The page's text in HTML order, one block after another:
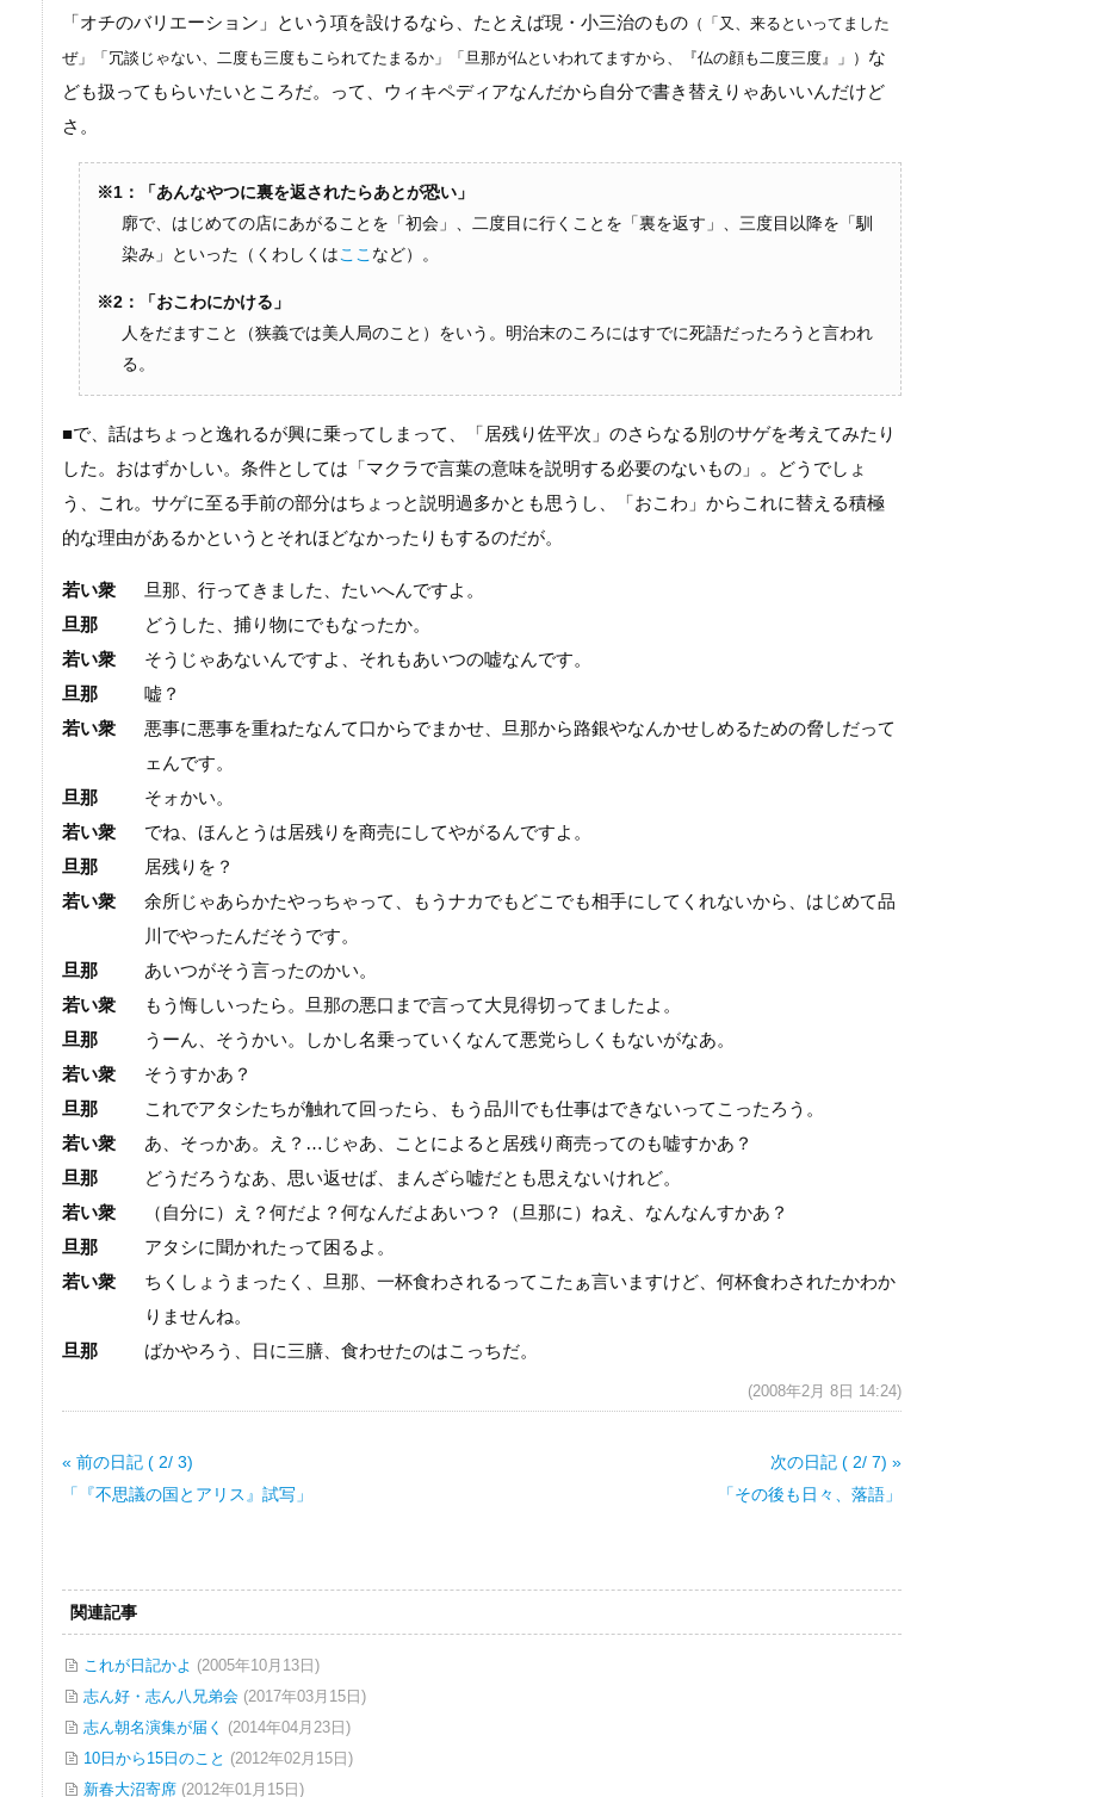
「オチのバリエーション」という項を設けるなら、たとえば現・小三治のもの （「又、来るといってました
ぜ」「冗談じゃない、二度も三度もこられてたまるか」「旦那が仏といわれてますから、『仏の顔も二度三度』」） な
ども扱ってもらいたいところだ。って、ウィキペディアなんだから自分で書き替えりゃあいいんだけど
さ。
※1：「あんなやつに裏を返されたらあとが恐い」
廓で、はじめての店にあがることを「初会」、二度目に行くことを「裏を返す」、三度目以降を「馴
染み」といった（くわしくはここ など）。
※2：「おこわにかける」
人をだますこと（狭義では美人局のこと）をいう。明治末のころにはすでに死語だったろうと言われ
る。
■で、話はちょっと逸れるが興に乗ってしまって、「居残り佐平次」のさらなる別のサゲを考えてみたり
した。おはずかしい。条件としては「マクラで言葉の意味を説明する必要のないもの」。どうでしょ
う、これ。サゲに至る手前の部分はちょっと説明過多かとも思うし、「おこわ」からこれに替える積極
的な理由があるかというとそれほどなかったりもするのだが。
若い衆
旦那、行ってきました、たいへんですよ。
旦那
どうした、捕り物にでもなったか。
若い衆
そうじゃあないんですよ、それもあいつの嘘なんです。
旦那
嘘？
若い衆
悪事に悪事を重ねたなんて口からでまかせ、旦那から路銀やなんかせしめるための脅しだって
ェんです。
旦那
そォかい。
若い衆
でね、ほんとうは居残りを商売にしてやがるんですよ。
旦那
居残りを？
若い衆
余所じゃあらかたやっちゃって、もうナカでもどこでも相手にしてくれないから、はじめて品
川でやったんだそうです。
旦那
あいつがそう言ったのかい。
若い衆
もう悔しいったら。旦那の悪口まで言って大見得切ってましたよ。
旦那
うーん、そうかい。しかし名乗っていくなんて悪党らしくもないがなあ。
若い衆
そうすかあ？
旦那
これでアタシたちが触れて回ったら、もう品川でも仕事はできないってこったろう。
若い衆
あ、そっかあ。え？ … じゃあ、ことによると居残り商売ってのも嘘すかあ？
旦那
どうだろうなあ、思い返せば、まんざら嘘だとも思えないけれど。
若い衆
（自分に）え？何だよ？何なんだよあいつ？（旦那に）ねえ、なんなんすかあ？
旦那
アタシに聞かれたって困るよ。
若い衆
ちくしょうまったく、旦那、一杯食わされるってこたぁ言いますけど、何杯食わされたかわか
りませんね。
旦那
ばかやろう、日に三膳、食わせたのはこっちだ。
(2008年2月 8日 14:24)
« 前の日記 ( 2/ 3)
「『不思議の国とアリス』試写」
次の日記 ( 2/ 7) »
「その後も日々、落語」
関連記事
これが日記かよ (2005年10月13日)
志ん好・志ん八兄弟会 (2017年03月15日)
志ん朝名演集が届く (2014年04月23日)
10日から15日のこと (2012年02月15日)
新春大沼寄席 (2012年01月15日)